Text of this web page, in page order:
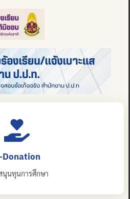
Donation
นุนทุนการศึกษา